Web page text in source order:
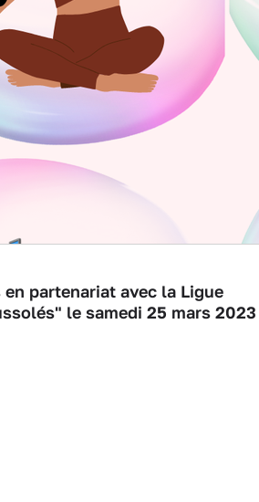
partenariat avec la Ligue
le samedi 25 mars 2023